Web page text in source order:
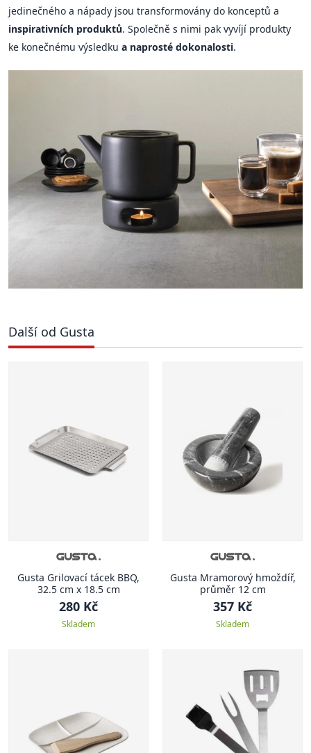
jedinečného a nápady jsou transformovány do konceptů a
inspirativních produktů. Společně s nimi pak vyvíjí produkty
ke konečnému výsledku a naprosté dokonalosti.
Další od Gusta
Gusta Grilovací tácek BBQ,
32.5 cm x 18.5 cm
280 Kč
Skladem
Gusta Mramorový hmoždíř,
průměr 12 cm
357 Kč
Skladem